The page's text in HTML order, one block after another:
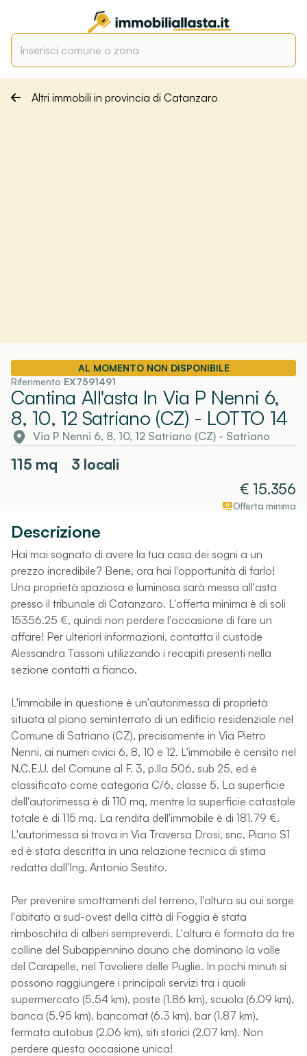
Altri immobili in provincia di Catanzaro
AL MOMENTO NON DISPONIBILE
Riferimento EX7591491
Cantina All'asta In Via P Nenni 6,
8, 10, 12 Satriano (CZ) - LOTTO 14
Via P Nenni 6, 8, 10, 12 Satriano (CZ) - Satriano
115 mq
3 locali
€ 15.356
Offerta minima
Descrizione
Hai mai sognato di avere la tua casa dei sogni a un
prezzo incredibile? Bene, ora hai l'opportunità di farlo!
Una proprietà spaziosa e luminosa sarà messa all'asta
presso il tribunale di Catanzaro. L'offerta minima è di soli
15356.25 €, quindi non perdere l'occasione di fare un
affare! Per ulteriori informazioni, contatta il custode
Alessandra Tassoni utilizzando i recapiti presenti nella
sezione contatti a fianco.
L'immobile in questione è un'autorimessa di proprietà
situata al piano seminterrato di un edificio residenziale nel
Comune di Satriano (CZ), precisamente in Via Pietro
Nenni, ai numeri civici 6, 8, 10 e 12. L'immobile è censito nel
N.C.E.U. del Comune al F. 3, p.lla 506, sub 25, ed è
classificato come categoria C/6, classe 5. La superficie
dell'autorimessa è di 110 mq, mentre la superficie catastale
totale è di 115 mq. La rendita dell'immobile è di 181,79 €.
L'autorimessa si trova in Via Traversa Drosi, snc, Piano S1
ed è stata descritta in una relazione tecnica di stima
redatta dall'Ing. Antonio Sestito.
Per prevenire smottamenti del terreno, l'altura su cui sorge
l'abitato a sud-ovest della città di Foggia è stata
rimboschita di alberi sempreverdi. L'altura è formata da tre
colline del Subappennino dauno che dominano la valle
del Carapelle, nel Tavoliere delle Puglie. In pochi minuti si
possono raggiungere i principali servizi tra i quali
supermercato (5.54 km), poste (1.86 km), scuola (6.09 km),
banca (5.95 km), bancomat (6.3 km), bar (1.87 km),
fermata autobus (2.06 km), siti storici (2.07 km). Non
perdere questa occasione unica!